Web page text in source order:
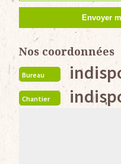
Nos coordonnées
Bureau
Chantier